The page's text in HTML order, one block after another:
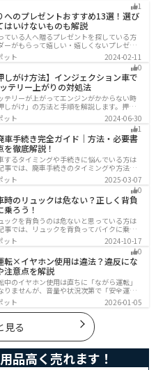
1
へのプレゼントおすすめ13選！選び
はいけないものも解説
ている人へ贈るプレゼントを探している方
ーがもらって嬉しい・嬉しくないプレゼン
した。選び方やオススメのプレゼントも紹
ので、プレゼント選びの参考にしてくださ
ット
2024-02-11
0
しがけ方法】インジェクション車で
テリー上がりの対処法
テリーが上がってエンジンがかからない時
しがけ」の方法と手順を解説します。押し
バイクとできないバイクがあるので、自分
きるのか確認しておきましょう。
ット
2024-06-30
1
車手続き完全ガイド｜方法・必要書
を徹底解説！
するタイミングや手続きに悩んでいる方は
事では、廃車手続きのタイミングや方法、
ています。実は、手続きの注意点や業者に
ポイントがあります。記事を読めば、バイ
きがスムーズに行えるでしょう。
ット
2025-03-07
0
時のリュックは危ない？正しく背負
乗ろう！
ックを背負うのは危ないと思っている方は
事では、リュックを背負ってバイクに乗る
全な方法を紹介しています。実は、荷物の
夫することで、安全にリュックを使用する
す。この記事を読めば、バイク乗車時にリ
に使う方法がわかります。
ット
2024-10-17
0
転×イヤホン使用は違法？違反にな
注意点を解説
中のイヤホン使用は直ちに「ながら運転」
りませんが、音量や状況次第で「安全運転
各都道府県の「道路交通法施行細則」に抵
あります。周囲の音が聞こえる適切な音量
ホ操作は厳禁。耳を塞がない骨伝導イヤホ
ット用スピーカーの活用も安全な音楽体験
択肢です。
ット 2026-01-05
見る
品高く売れます！